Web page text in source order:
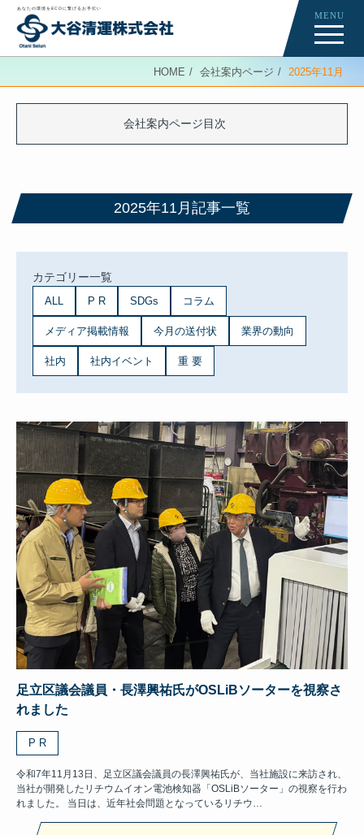
あなたの環境をECOに繋げるお手伝い
MENU
会社案内ページ
News
ニュース記事一覧
Re-Creation HOME 会社案内ページ 2025年11月
会社案内ページ目次
2025年11月記事一覧
カテゴリー一覧
ALL P R SDGs コラム
メディア掲載情報 今月の送付状 業界の動向
社内 社内イベント 重 要
足立区議会議員・長澤興祐氏がOSLiBソーターを視察さ
れました
P R
令和7年11月13日、足立区議会議員の長澤興祐氏が、当社施設に来訪され、
当社が開発したリチウムイオン電池検知器「OSLiBソーター」の視察を行わ
れました。 当日は、近年社会問題となっているリチウ…